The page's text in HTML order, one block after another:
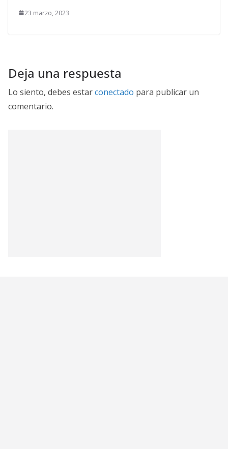
23 marzo, 2023
Deja una respuesta
Lo siento, debes estarconectado para publicar un
comentario.